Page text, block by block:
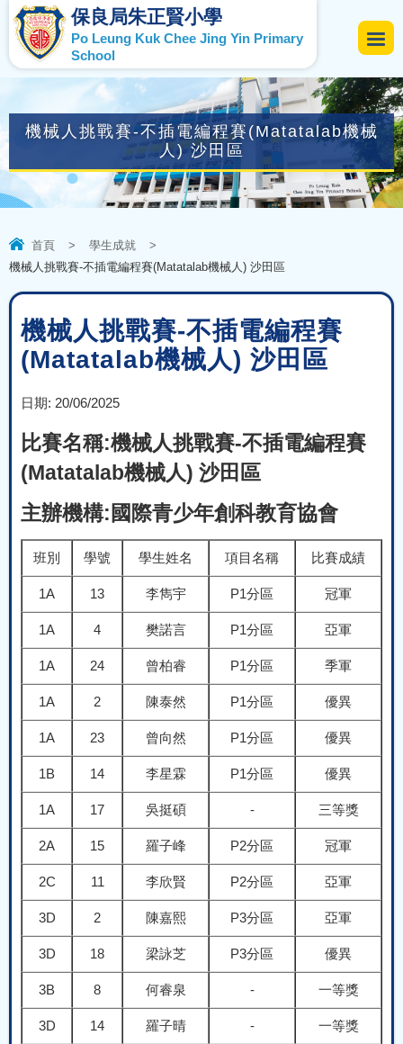
保良局朱正賢小學
Po Leung Kuk Chee Jing Yin Primary
School
機械人挑戰賽-不插電編程賽(Matatalab機械
人) 沙田區
首頁 > 學生成就
>
機械人挑戰賽-不插電編程賽(Matatalab機械人) 沙田區
機械人挑戰賽-不插電編程賽
(Matatalab機械人) 沙田區
日期: 20/06/2025
比賽名稱:機械人挑戰賽-不插電編程賽
(Matatalab機械人) 沙田區
主辦機構:國際青少年創科教育協會
班別 學號 學生姓名 項目名稱 比賽成績
1A 13 李雋宇 P1分區 冠軍
1A 4 樊諾言 P1分區 亞軍
1A 24 曾柏睿 P1分區 季軍
1A 2 陳泰然 P1分區 優異
1A 23 曾向然 P1分區 優異
1B 14 李星霖 P1分區 優異
1A 17 吳挺碩 - 三等獎
2A 15 羅子峰 P2分區 冠軍
2C 11 李欣賢 P2分區 亞軍
3D 2 陳嘉熙 P3分區 亞軍
3D 18 梁詠芝 P3分區 優異
3B 8 何睿泉 - 一等獎
3D 14 羅子晴 - 一等獎